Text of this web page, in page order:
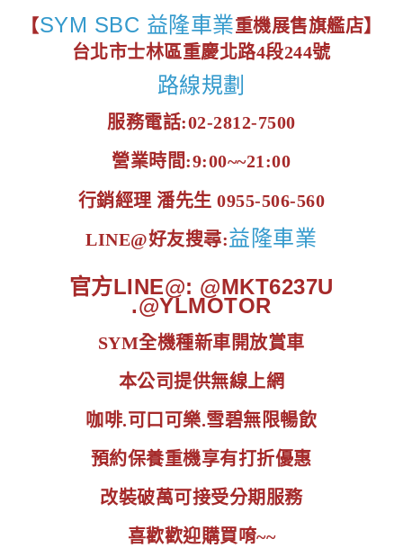
【SYM SBC 益隆車業重機展售旗艦店】
台北市士林區重慶北路4段244號
路線規劃
服務電話:02-2812-7500
營業時間:9:00~~21:00
行銷經理 潘先生 0955-506-560
LINE@好友搜尋:益隆車業
官方LINE@: @MKT6237U
.@YLMOTOR
SYM全機種新車開放賞車
本公司提供無線上網
咖啡.可口可樂.雪碧無限暢飲
預約保養重機享有打折優惠
改裝破萬可接受分期服務
喜歡歡迎購買唷~~